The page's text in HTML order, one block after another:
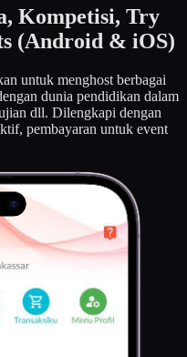
Kompetisi, Try
(Android & iOS)
untuk menghost berbagai
dunia pendidikan dalam
dll. Dilengkapi dengan
pembayaran untuk event